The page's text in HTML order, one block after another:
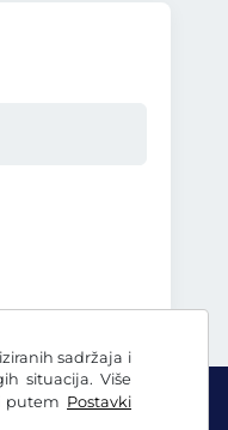
sadržaja i
situacija. Više
putem Postavki